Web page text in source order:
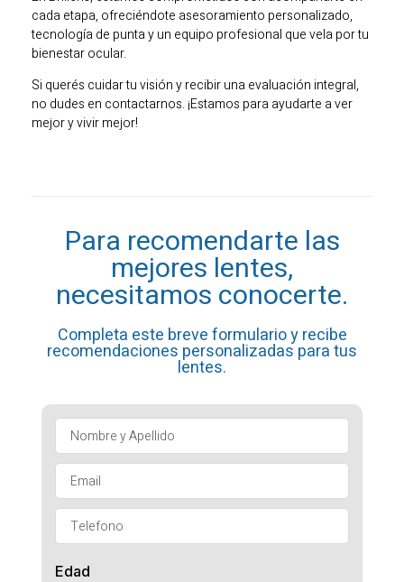
cada etapa, ofreciéndote asesoramiento personalizado,
tecnología de punta y un equipo profesional que vela por tu
bienestar ocular.
Si querés cuidar tu visión y recibir una evaluación integral,
no dudes en contactarnos. ¡Estamos para ayudarte a ver
mejor y vivir mejor!
Para recomendarte las
mejores lentes,
necesitamos conocerte.
Completa este breve formulario y recibe
recomendaciones personalizadas para tus
lentes.
Edad